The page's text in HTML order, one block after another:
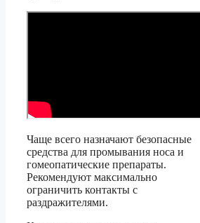
Чаще всего назначают безопасные
средства для промывания носа и
гомеопатические препараты.
Рекомендуют максимально
ограничить контакты с
раздражителями.